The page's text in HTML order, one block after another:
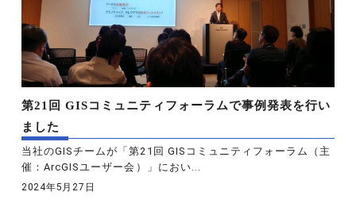
第21回 GISコミュニティフォーラムで事例発表を行い
ました
当社のGISチームが「第21回 GISコミュニティフォーラム（主
催：ArcGISユーザー会）」におい...
2024年5月27日